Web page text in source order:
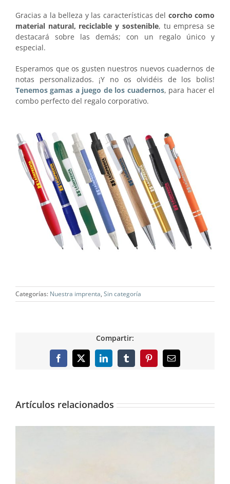
Gracias a la belleza y las características del corcho como
material natural, reciclable y sostenible, tu empresa se
destacará sobre las demás; con un regalo único y
especial.
Esperamos que os gusten nuestros nuevos cuadernos de
notas personalizados. ¡Y no os olvidéis de los bolis!
Tenemos gamas a juego de los cuadernos, para hacer el
combo perfecto del regalo corporativo.
Categorías: Nuestra imprenta, Sin categoría
Compartir:
Facebook
X LinkedInTumblrPinterestCorreo
Artículos relacionados